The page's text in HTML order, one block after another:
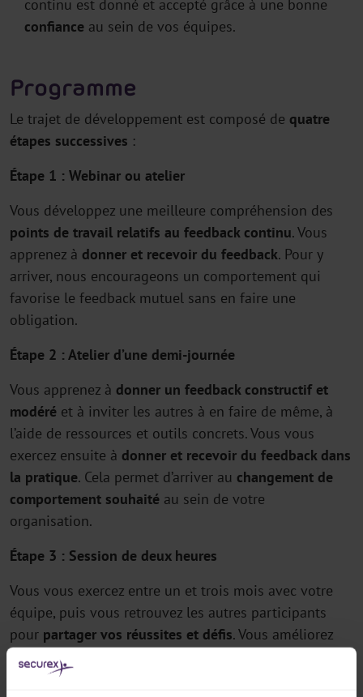
continu est donné et accepté grâce à une bonne
confiance au sein de vos équipes.
Programme
Le trajet de développement est composé de quatre
étapes successives :
Étape 1 : Webinar ou atelier
Vous développez une meilleure compréhension des
points de travail relatifs au feedback continu. Vous
apprenez à donner et recevoir du feedback. Pour y
arriver, nous encourageons un comportement qui
favorise le feedback mutuel sans en faire une
obligation.
Étape 2 : Atelier d’une demi-journée
Vous apprenez à donner un feedback constructif et
modéré et à inviter les autres à en faire de même, à
l’aide de ressources et outils concrets. Vous vous
exercez ensuite à donner et recevoir du feedback dans
la pratique. Cela permet d’arriver au changement de
comportement souhaité au sein de votre
organisation.
Étape 3 : Session de deux heures
Vous vous exercez entre un et trois mois avec votre
équipe, puis vous retrouvez les autres participants
pour partager vos réussites et défis. Vous améliorez
encore vos compétences et savez comment les
intégrer dans vos activités au quotidien.